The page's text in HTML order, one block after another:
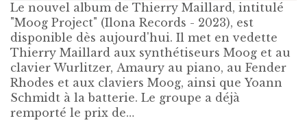
Le nouvel album de Thierry Maillard, intitulé
"Moog Project" (Ilona Records - 2023), est
disponible dès aujourd'hui. Il met en vedette
Thierry Maillard aux synthétiseurs Moog et au
clavier Wurlitzer, Amaury au piano, au Fender
Rhodes et aux claviers Moog, ainsi que Yoann
Schmidt à la batterie. Le groupe a déjà
remporté le prix de…